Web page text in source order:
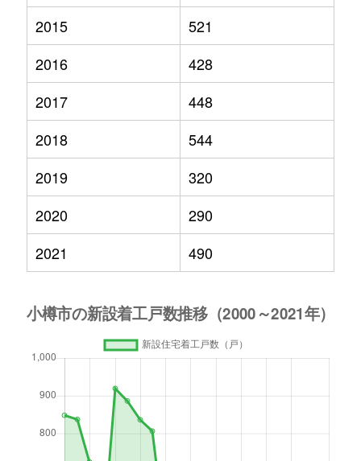
2015
521
2016
428
2017
448
2018
544
2019
320
2020
290
2021
490